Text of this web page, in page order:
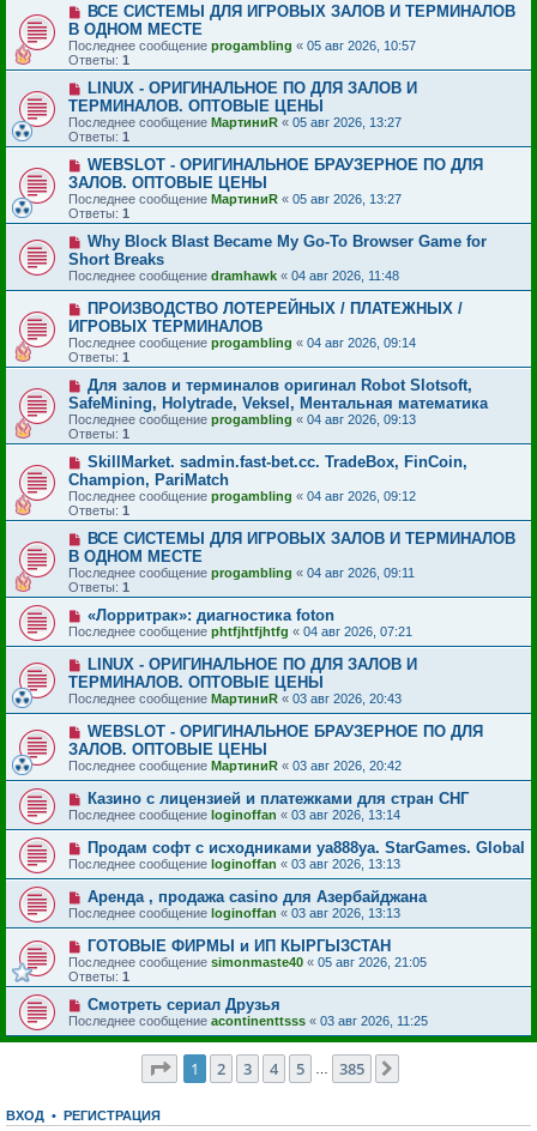
ВСЕ СИСТЕМЫ ДЛЯ ИГРОВЫХ ЗАЛОВ И ТЕРМИНАЛОВ
В ОДНОМ МЕСТЕ
Последнее сообщение progambling « 05 авг 2026, 10:57
Ответы: 1
LINUX - ОРИГИНАЛЬНОЕ ПО ДЛЯ ЗАЛОВ И
ТЕРМИНАЛОВ. ОПТОВЫЕ ЦЕНЫ
Последнее сообщение МартиниR « 05 авг 2026, 13:27
Ответы: 1
WEBSLOT - ОРИГИНАЛЬНОЕ БРАУЗЕРНОЕ ПО ДЛЯ
ЗАЛОВ. ОПТОВЫЕ ЦЕНЫ
Последнее сообщение МартиниR « 05 авг 2026, 13:27
Ответы: 1
Why Block Blast Became My Go-To Browser Game for
Short Breaks
Последнее сообщение dramhawk « 04 авг 2026, 11:48
ПРОИЗВОДСТВО ЛОТЕРЕЙНЫХ / ПЛАТЕЖНЫХ /
ИГРОВЫХ ТЕРМИНАЛОВ
Последнее сообщение progambling « 04 авг 2026, 09:14
Ответы: 1
Для залов и терминалов оригинал Robot Slotsoft,
SafeMining, Holytrade, Veksel, Ментальная математика
Последнее сообщение progambling « 04 авг 2026, 09:13
Ответы: 1
SkillMarket. sadmin.fast-bet.cc. TradeBox, FinCoin,
Champion, PariMatch
Последнее сообщение progambling « 04 авг 2026, 09:12
Ответы: 1
ВСЕ СИСТЕМЫ ДЛЯ ИГРОВЫХ ЗАЛОВ И ТЕРМИНАЛОВ
В ОДНОМ МЕСТЕ
Последнее сообщение progambling « 04 авг 2026, 09:11
Ответы: 1
«Лорритрак»: диагностика foton
Последнее сообщение phtfjhtfjhtfg « 04 авг 2026, 07:21
LINUX - ОРИГИНАЛЬНОЕ ПО ДЛЯ ЗАЛОВ И
ТЕРМИНАЛОВ. ОПТОВЫЕ ЦЕНЫ
Последнее сообщение МартиниR « 03 авг 2026, 20:43
WEBSLOT - ОРИГИНАЛЬНОЕ БРАУЗЕРНОЕ ПО ДЛЯ
ЗАЛОВ. ОПТОВЫЕ ЦЕНЫ
Последнее сообщение МартиниR « 03 авг 2026, 20:42
Казино с лицензией и платежками для стран СНГ
Последнее сообщение loginoffan « 03 авг 2026, 13:14
Продам софт с исходниками ya888ya. StarGames. Global
Последнее сообщение loginoffan « 03 авг 2026, 13:13
Аренда , продажа casino для Азербайджана
Последнее сообщение loginoffan « 03 авг 2026, 13:13
ГОТОВЫЕ ФИРМЫ и ИП КЫРГЫЗСТАН
Последнее сообщение simonmaste40 « 05 авг 2026, 21:05
Ответы: 1
Смотреть сериал Друзья
Последнее сообщение acontinenttsss « 03 авг 2026, 11:25
Страница из 385
1 2 3 4 5 385
ВХОД •
РЕГИСТРАЦИЯ